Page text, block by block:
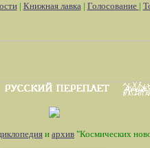
| Книжная лавка| Голосование |
и архив "Космических